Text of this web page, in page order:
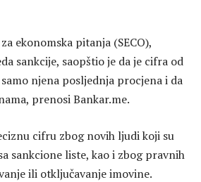
ekonomska pitanja (SECO),
sankcije, saopštio je da je cifra od
njena posljednja procjena i da
prenosi Bankar.me.
cifru zbog novih ljudi koji su
sankcione liste, kao i zbog pravnih
ili otključavanje imovine.